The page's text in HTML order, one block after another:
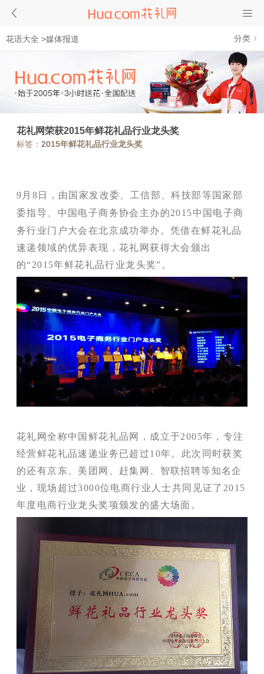
花语大全 >媒体报道 分类
花礼网荣获2015年鲜花礼品行业龙头奖
标签： 2015年鲜花礼品行业龙头奖
9 月 8 日，由国家发改委、工信部、科技部等国家部
委指导、中国电子商务协会主办的2015中国电子商
务行业门户大会在北京成功举办。 凭借在鲜花礼品
速递领域的优异表现，花礼网获得大会颁出
的“2015年鲜花礼品行业龙头奖”。
花礼网全称中国鲜花礼品网，成立于2005年，专注
经营鲜花礼品速递业务已超过10年。此次同时获奖
的还有京东、美团网、赶集网、智联招聘等知名企
业，现场超过3000位电商行业人士共同见证了2015
年度电商行业龙头奖项颁发的盛大场面。